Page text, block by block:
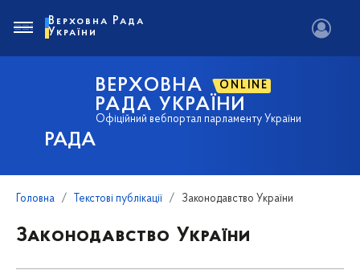
РАДА
ВЕРХОВНА ONLINE
РАДА УКРАЇНИ
Офіційний вебпортал парламенту України
Верховна Рада
України
Головна Текстові публікації Законодавство України
Законодавство України